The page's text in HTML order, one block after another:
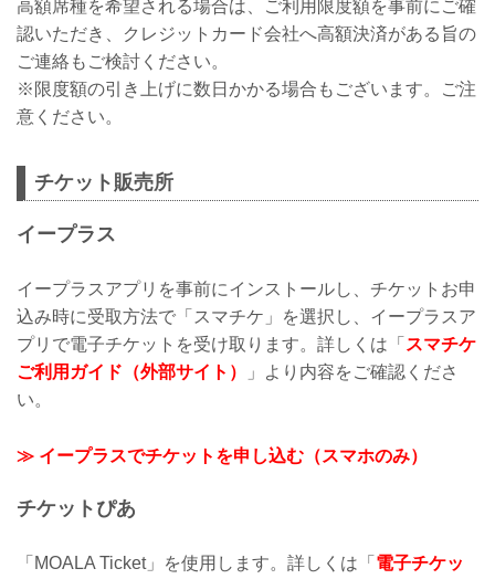
高額席種を希望される場合は、ご利用限度額を事前にご確
認いただき、クレジットカード会社へ高額決済がある旨の
ご連絡もご検討ください。
※限度額の引き上げに数日かかる場合もございます。ご注
意ください。
チケット販売所
イープラス
イープラスアプリを事前にインストールし、チケットお申
込み時に受取方法で「スマチケ」を選択し、イープラスア
プリで電子チケットを受け取ります。詳しくは「 スマチケ
ご利用ガイド（外部サイト）
」より内容をご確認くださ
い。
≫ イープラスでチケットを申し込む（スマホのみ）
チケットぴあ
「MOALA Ticket」を使用します。詳しくは「 電子チケッ